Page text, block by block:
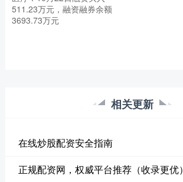
511.23万元，融资融券余额
3693.73万元
相关更新
在线炒股配资安全指南
正规配资网，权威平台推荐（收录更优）